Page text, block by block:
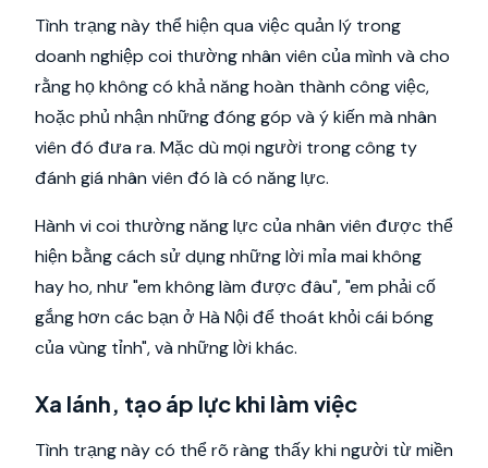
Tình trạng này thể hiện qua việc quản lý trong
doanh nghiệp coi thường nhân viên của mình và cho
rằng họ không có khả năng hoàn thành công việc,
hoặc phủ nhận những đóng góp và ý kiến mà nhân
viên đó đưa ra. Mặc dù mọi người trong công ty
đánh giá nhân viên đó là có năng lực.
Hành vi coi thường năng lực của nhân viên được thể
hiện bằng cách sử dụng những lời mỉa mai không
hay ho, như "em không làm được đâu", "em phải cố
gắng hơn các bạn ở Hà Nội để thoát khỏi cái bóng
của vùng tỉnh", và những lời khác.
Xa lánh, tạo áp lực khi làm việc
Tình trạng này có thể rõ ràng thấy khi người từ miền